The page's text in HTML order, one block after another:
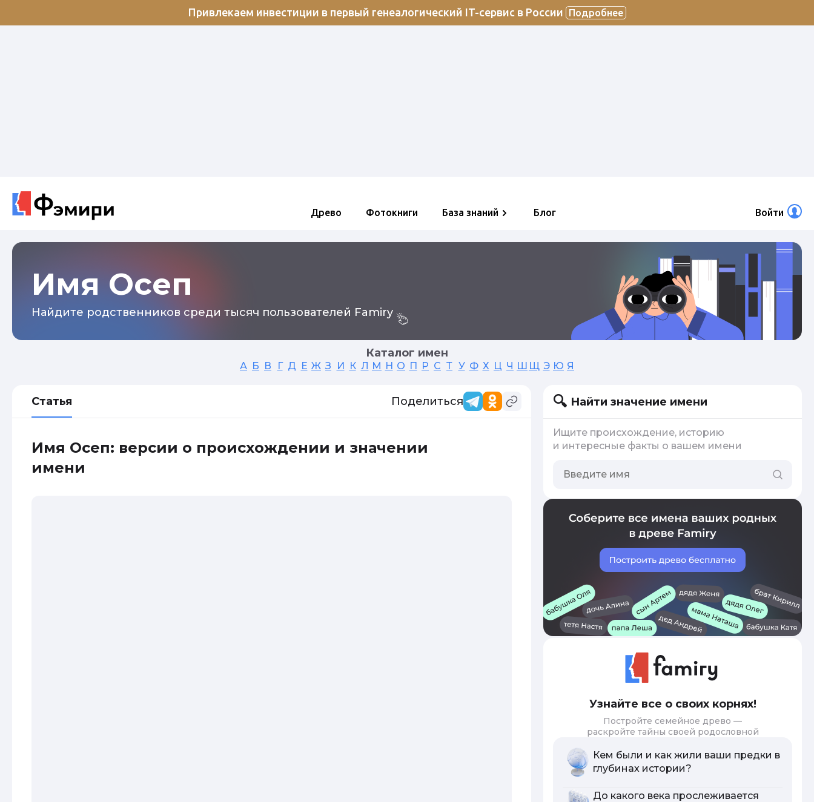
Привлекаем инвестиции в первый генеалогический IT-сервис в России Подробнее
Древо Фотокниги База знаний Блог Войти
Имя Осеп
Найдите родственников среди тысяч пользователей Famiry
Каталог имен
А Б В Г Д Е Ж З И К Л М Н О П Р С Т У Ф Х Ц Ч Ш Щ Э Ю Я
Статья Поделиться
Имя Осеп: версии о происхождении и значении
имени
Найти значение имени
Ищите происхождение, историю
и интересные факты о вашем имени
Узнайте все о своих корнях!
Постройте семейное древо —
раскройте тайны своей родословной
Кем были и как жили ваши предки в
глубинах истории?
До какого века прослеживается